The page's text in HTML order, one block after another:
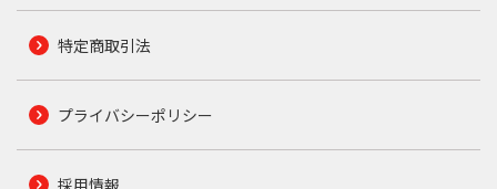
特定商取引法
プライバシーポリシー
採用情報